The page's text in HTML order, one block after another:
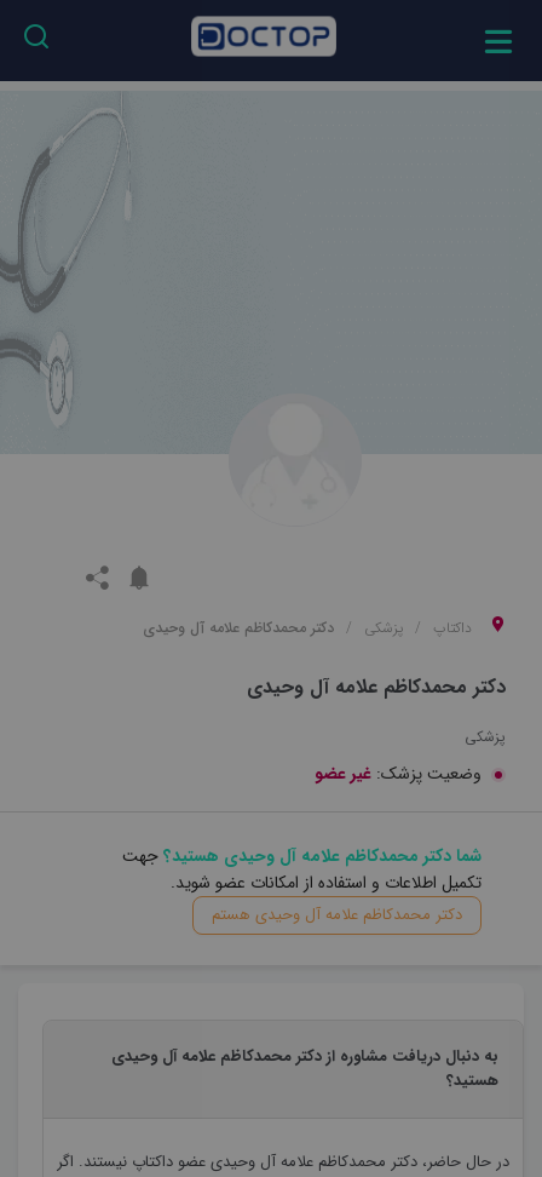
داکتاپ پزشکی دکتر محمدکاظم علامه آل وحیدی
دکتر محمدکاظم علامه آل وحیدی
پزشکی
وضعیت پزشک: غیر عضو
شما دکتر محمدکاظم علامه آل وحیدی هستید؟جهت
تکمیل اطلاعات و استفاده از امکانات عضو شوید.
دکتر محمدکاظم علامه آل وحیدی هستم
به دنبال دریافت مشاوره از دکتر محمدکاظم علامه آل وحیدی
هستید؟
در حال حاضر، دکتر محمدکاظم علامه آل وحیدیعضو داکتاپ نیستند. اگر